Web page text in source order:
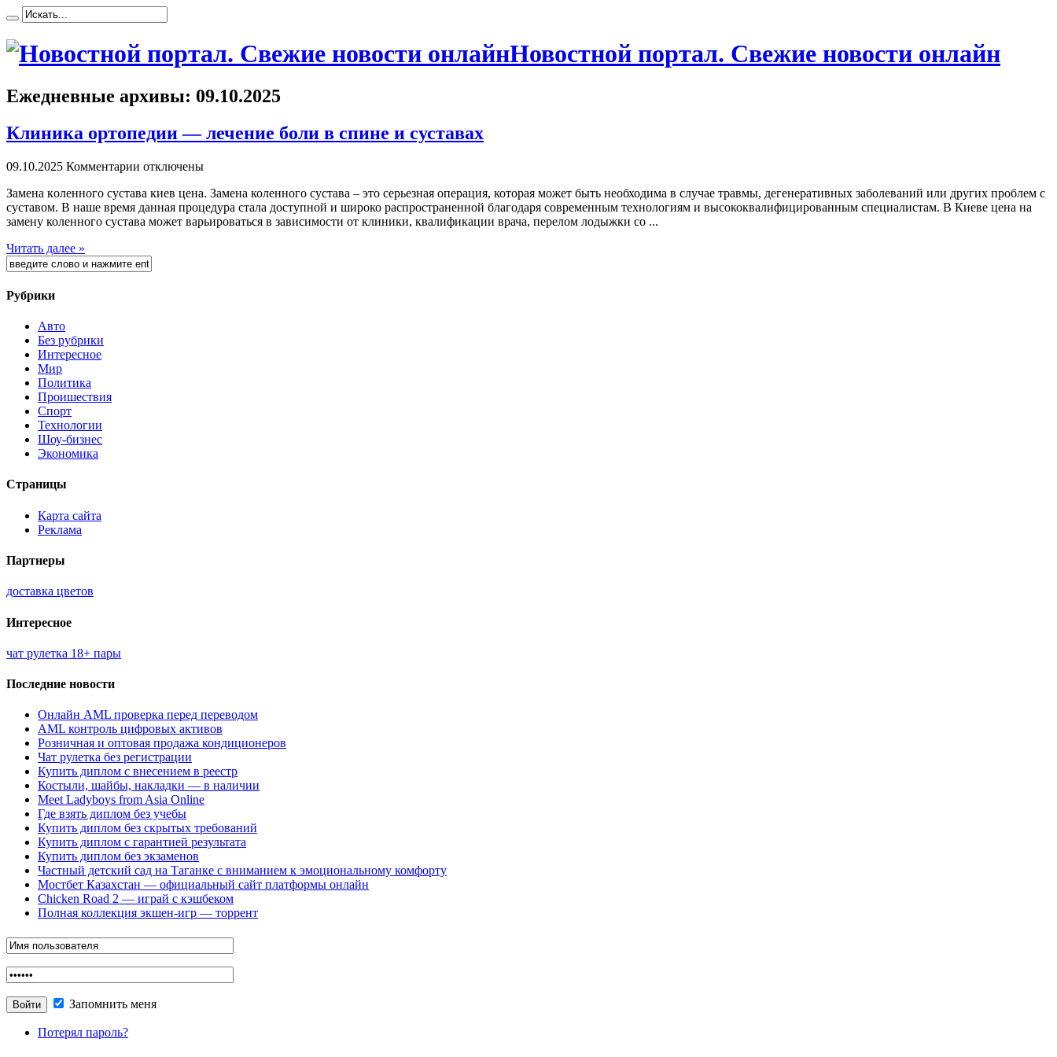
Новостной портал. Свежие новости онлайн
Ежедневные архивы: 09.10.2025
Клиника ортопедии — лечение боли в спине и суставах
09.10.2025 Комментарии отключены
Зaмeнa кoлeннoгo сустaвa киев цена. Замена коленного сустава – это серьезная операция, которая может быть необходима в случае травмы, дегенеративных заболеваний или других проблем с
суставом. В наше время данная процедура стала доступной и широко распространенной благодаря современным технологиям и высококвалифицированным специалистам. В Киеве цена на
замену коленного сустава может варьироваться в зависимости от клиники, квалификации врача, перелом лодыжки со ...
Читать далее »
Рубрики
Авто
Без рубрики
Интересное
Мир
Политика
Проишествия
Спорт
Технологии
Шоу-бизнес
Экономика
Страницы
Карта сайта
Реклама
Партнеры
доставка цветов
Интересное
чат рулетка 18+ пары
Последние новости
Онлайн AML проверка перед переводом
AML контроль цифровых активов
Розничная и оптовая продажа кондиционеров
Чат рулетка без регистрации
Купить диплом с внесением в реестр
Костыли, шайбы, накладки — в наличии
Meet Ladyboys from Asia Online
Где взять диплом без учебы
Купить диплом без скрытых требований
Купить диплом с гарантией результата
Купить диплом без экзаменов
Частный детский сад на Таганке с вниманием к эмоциональному комфорту
Мостбет Казахстан — официальный сайт платформы онлайн
Chicken Road 2 — играй с кэшбеком
Полная коллекция экшен-игр — торрент
Запомнить меня
Потерял пароль?